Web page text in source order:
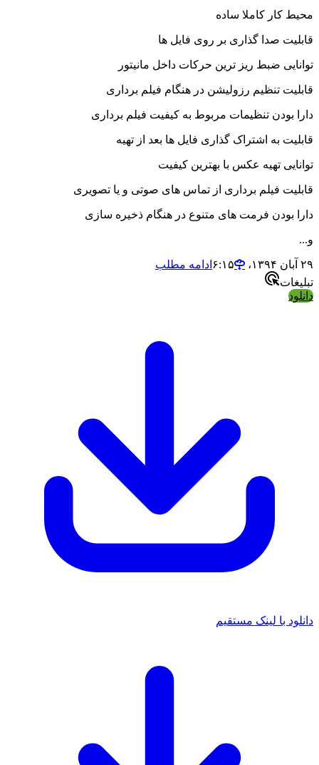
کار کاملا ساده
صدا گذاری بر روی فایل ها
ضبط ریز ترین حرکات داخل مانیتور
تنظیم رزولیشن در هنگام فیلم برداری
بودن تنظیمات مربوط به کیفیت فیلم برداری
به اشتراک گذاری فایل ها بعد از تهیه
تهیه عکس با بهترین کیفیت
فیلم برداری از تماس های صوتی و یا تصویری
بودن فرمت های متنوع در هنگام ذخیره سازی
ادامه مطلب
با لینک مستقیم